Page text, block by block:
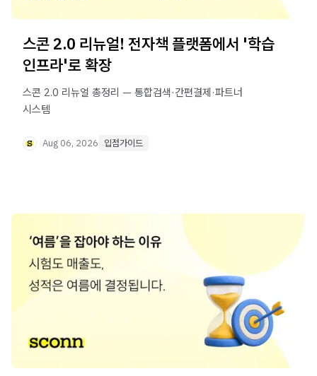
스콘 2.0 리뉴얼! 전자책 플랫폼에서 '학습
인프라'로 확장
스콘 2.0 리뉴얼 총정리 — 통합검색·간편결제·파트너
시스템
Aug 06, 2026 입점가이드